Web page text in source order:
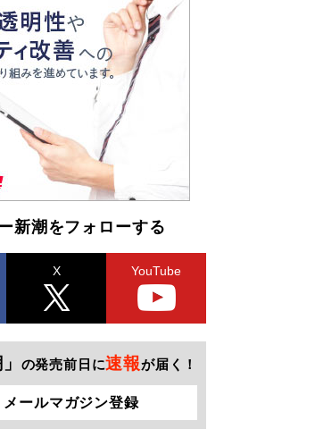
新潮をフォローする
X YouTube
の発売前日に速報が届く！
メールマガジン登録